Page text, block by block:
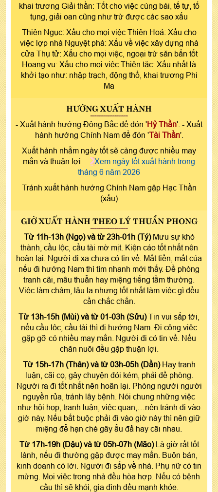
khai trương Giải thần: Tốt cho việc cúng bái, tế tự, tố
tụng, giải oan cũng như trừ được các sao xấu
Thiên Ngục: Xấu cho mọi việc Thiên Hoả: Xấu cho
việc lợp nhà Nguyệt phá: Xấu về việc xây dựng nhà
cửa Thụ tử: Xấu cho mọi việc, ngoại trừ săn bắn tốt
Hoang vu: Xấu cho mọi việc Thiên tặc: Xấu nhất là
khởi tạo như: nhập trạch, động thổ, khai trương Phi
Ma
HƯỚNG XUẤT HÀNH
- Xuất hành hướng Đông Bắc để đón 'Hỷ Thần'. - Xuất
hành hướng Chính Nam để đón 'Tài Thần'.
Xuất hành nhằm ngày tốt sẽ càng được nhiều may
mắn và thuận lợi
Xem ngày tốt xuất hành trong
tháng 6 năm 2026
Tránh xuất hành hướng Chính Nam gặp Hạc Thần
(xấu)
GIỜ XUẤT HÀNH THEO LÝ THUẦN PHONG
Từ 11h-13h (Ngọ) và từ 23h-01h (Tý) Mưu sự khó
thành, cầu lộc, cầu tài mờ mịt. Kiện cáo tốt nhất nên
hoãn lại. Người đi xa chưa có tin về. Mất tiền, mất của
nếu đi hướng Nam thì tìm nhanh mới thấy. Đề phòng
tranh cãi, mâu thuẫn hay miệng tiếng tầm thường.
Việc làm chậm, lâu la nhưng tốt nhất làm việc gì đều
cần chắc chắn.
Từ 13h-15h (Mùi) và từ 01-03h (Sửu) Tin vui sắp tới,
nếu cầu lộc, cầu tài thì đi hướng Nam. Đi công việc
gặp gỡ có nhiều may mắn. Người đi có tin về. Nếu
chăn nuôi đều gặp thuận lợi.
Từ 15h-17h (Thân) và từ 03h-05h (Dần) Hay tranh
luận, cãi cọ, gây chuyện đói kém, phải đề phòng.
Người ra đi tốt nhất nên hoãn lại. Phòng người người
nguyền rủa, tránh lây bệnh. Nói chung những việc
như hội họp, tranh luận, việc quan,…nên tránh đi vào
giờ này. Nếu bắt buộc phải đi vào giờ này thì nên giữ
miệng để hạn ché gây ẩu đả hay cãi nhau.
Từ 17h-19h (Dậu) và từ 05h-07h (Mão) Là giờ rất tốt
lành, nếu đi thường gặp được may mắn. Buôn bán,
kinh doanh có lời. Người đi sắp về nhà. Phụ nữ có tin
mừng. Mọi việc trong nhà đều hòa hợp. Nếu có bệnh
cầu thì sẽ khỏi, gia đình đều mạnh khỏe.